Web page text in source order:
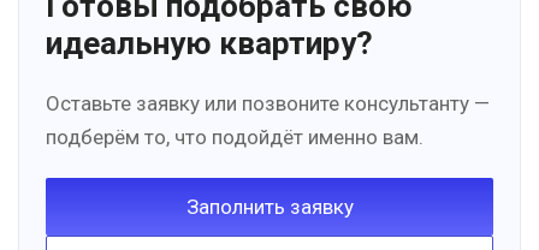
идеальную квартиру?
Оставьте заявку или позвоните консультанту —
подберём то, что подойдёт именно вам.
Заполнить заявку